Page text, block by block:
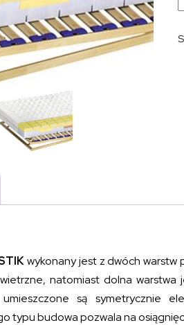
wykonany jest z dwóch warstw
natomiast dolna
są symetrycznie
typu budowa pozwala na